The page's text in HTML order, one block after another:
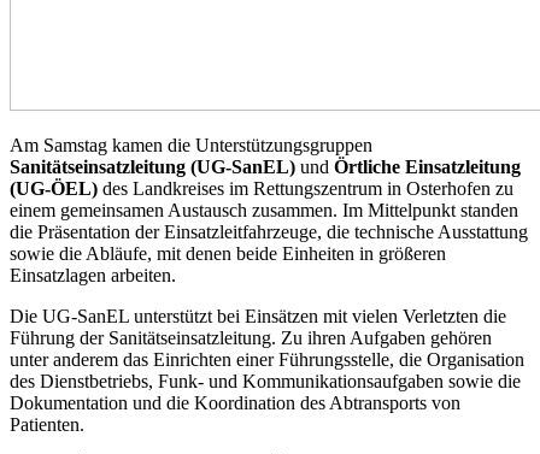
Am Samstag kamen die Unterstützungsgruppen
Sanitätseinsatzleitung (UG-SanEL) und Örtliche Einsatzleitung
(UG-ÖEL) des Landkreises im Rettungszentrum in Osterhofen zu
einem gemeinsamen Austausch zusammen. Im Mittelpunkt standen
die Präsentation der Einsatzleitfahrzeuge, die technische Ausstattung
sowie die Abläufe, mit denen beide Einheiten in größeren
Einsatzlagen arbeiten.
Die UG-SanEL unterstützt bei Einsätzen mit vielen Verletzten die
Führung der Sanitätseinsatzleitung. Zu ihren Aufgaben gehören
unter anderem das Einrichten einer Führungsstelle, die Organisation
des Dienstbetriebs, Funk- und Kommunikationsaufgaben sowie die
Dokumentation und die Koordination des Abtransports von
Patienten.